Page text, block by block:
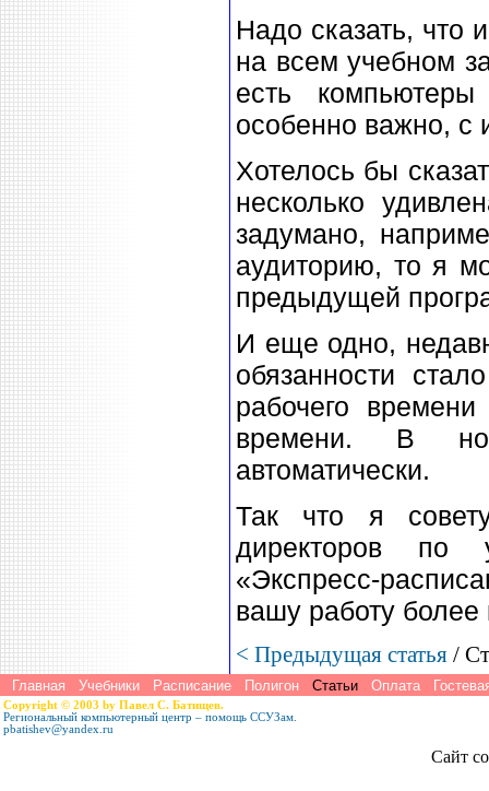
Надо сказать, что
на всем учебном
есть
особенно важно, с
Хотелось бы
несколько
задумано,
аудиторию, то я
предыдущей
И еще одно,
обязанности
рабочего
времени. В
автоматически.
Так что я
директоров по
«Экспресс-
вашу работу
< Предыдущая статья /
Главная Учебники Расписание Полигон Статьи Оплата
Copyright © 2003 by Павел С. Батищев.
Региональный компьютерный центр – помощь ССУЗам.
pbatishev@yandex.ru
Сайт